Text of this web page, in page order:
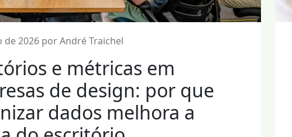
de 2026 por André Traichel
e métricas em
de design: por que
dados melhora a